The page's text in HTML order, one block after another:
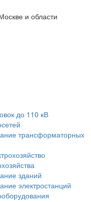
и области
до 110 кВ
трансформаторных
зданий
электростанций